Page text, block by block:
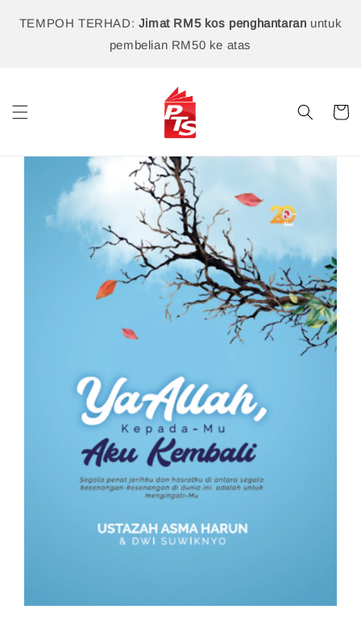
TEMPOH TERHAD: Jimat RM5 kos penghantaran untuk
pembelian RM50 ke atas